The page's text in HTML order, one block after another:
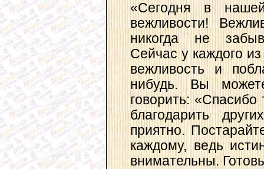
«Сегодня в нашей
вежливости!
никогда не
Сейчас у каждого
вежливость и
нибудь. Вы
говорить:
благодарить
приятно.
каждому, ведь
внимательны.